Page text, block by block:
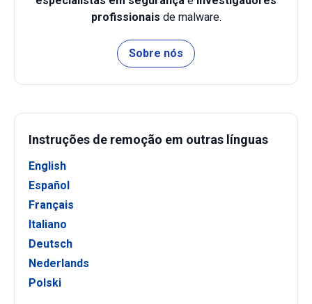
profissionais de malware.
Sobre nós
Instruções de remoção em outras línguas
English
Español
Français
Italiano
Deutsch
Nederlands
Polski